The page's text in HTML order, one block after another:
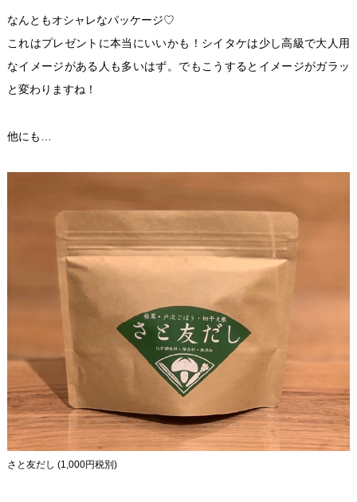
なんともオシャレなパッケージ♡
これはプレゼントに本当にいいかも！シイタケは少し高級で大人用
なイメージがある人も多いはず。でもこうするとイメージがガラッ
と変わりますね！
他にも…
さと友だし (1,000円税別)